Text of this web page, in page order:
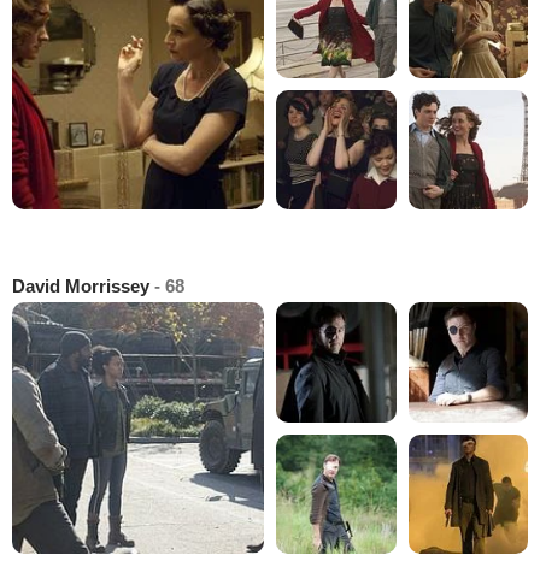
David Morrissey - 68